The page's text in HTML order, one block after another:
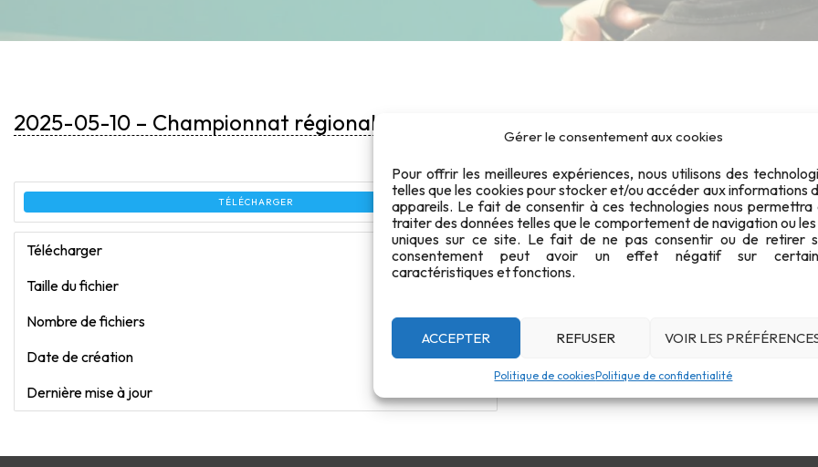
Gérer le consentement aux cookies
Pour offrir les meilleures expériences, nous utilisons des
telles que les cookies pour stocker et/ou accéder aux informations
appareils. Le fait de consentir à ces technologies nous permettra
traiter des données telles que le comportement de navigation ou
uniques sur ce site. Le fait de ne pas consentir ou de retirer
consentement peut avoir un effet négatif sur
caractéristiques et fonctions.
ACCEPTER REFUSER VOIR LES
Politique de cookiesPolitique de confidentialité
2025-05-10 – Championnat régional – D5
TÉLÉCHARGER
Télécharger 42
Taille du fichier
Nombre de fichiers 1
Date de création 12 mai 2025
Dernière mise à jour
2025-05-10 - Championnat
Date : 10 mai 2025.
Discipline : D5 - 50m Rifle Prone Women.